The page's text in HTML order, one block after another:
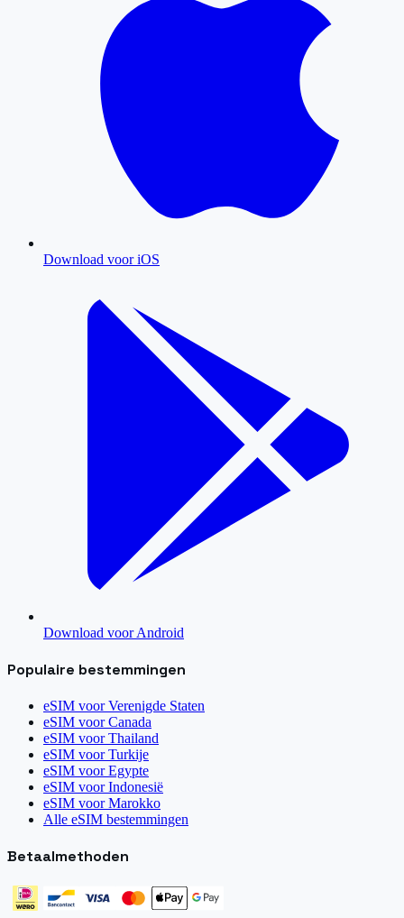
Download voor iOS
Download voor Android
Populaire bestemmingen
eSIM voorVerenigde Staten
eSIM voorCanada
eSIM voorThailand
eSIM voorTurkije
eSIM voorEgypte
eSIM voorIndonesië
eSIM voorMarokko
Alle eSIM bestemmingen
Betaalmethoden